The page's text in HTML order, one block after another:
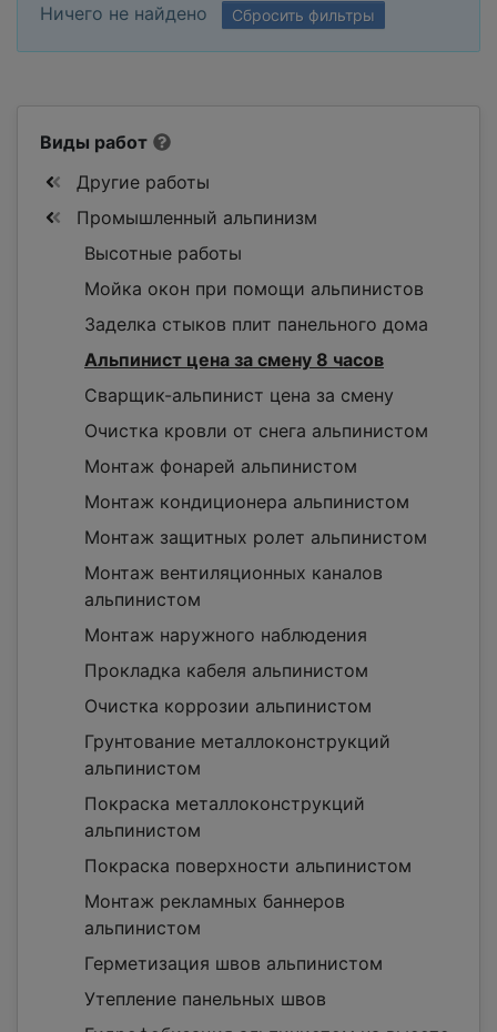
Ничего не найдено Сбросить фильтры
Виды работ
Другие работы
Промышленный альпинизм
Высотные работы
Мойка окон при помощи альпинистов
Заделка стыков плит панельного дома
Альпинист цена за смену 8 часов
Сварщик-альпинист цена за смену
Очистка кровли от снега альпинистом
Монтаж фонарей альпинистом
Монтаж кондиционера альпинистом
Монтаж защитных ролет альпинистом
Монтаж вентиляционных каналов
альпинистом
Монтаж наружного наблюдения
Прокладка кабеля альпинистом
Очистка коррозии альпинистом
Грунтование металлоконструкций
альпинистом
Покраска металлоконструкций
альпинистом
Покраска поверхности альпинистом
Монтаж рекламных баннеров
альпинистом
Герметизация швов альпинистом
Утепление панельных швов